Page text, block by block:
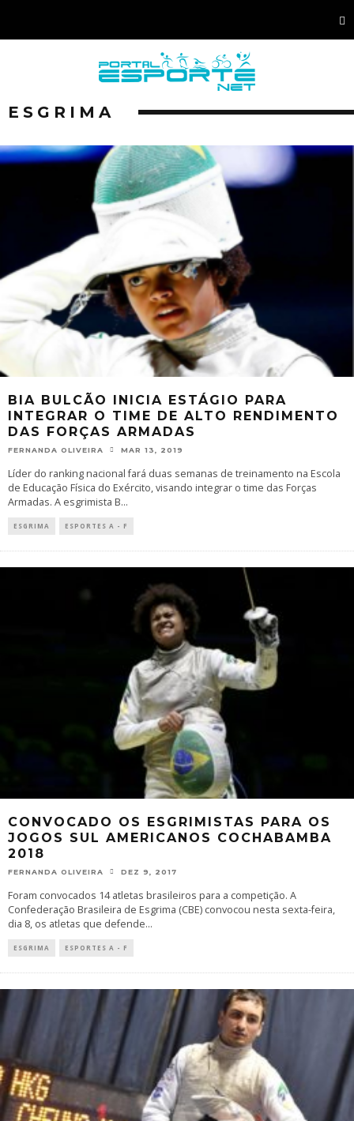
ESGRIMA
BIA BULCÃO INICIA ESTÁGIO PARA
INTEGRAR O TIME DE ALTO RENDIMENTO
DAS FORÇAS ARMADAS
FERNANDA OLIVEIRA MAR 13, 2019
Líder do ranking nacional fará duas semanas de treinamento na Escola
de Educação Física do Exército, visando integrar o time das Forças
Armadas. A esgrimista B...
ESGRIMA ESPORTES A - F
CONVOCADO OS ESGRIMISTAS PARA OS
JOGOS SUL AMERICANOS COCHABAMBA
2018
FERNANDA OLIVEIRA DEZ 9, 2017
Foram convocados 14 atletas brasileiros para a competição. A
Confederação Brasileira de Esgrima (CBE) convocou nesta sexta-feira,
dia 8, os atletas que defende...
ESGRIMA ESPORTES A - F